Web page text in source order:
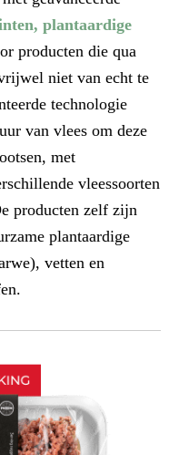
plantaardige
producten die qua
niet van echt te
technologie
van vlees om deze
met
vleessoorten
producten zelf zijn
plantaardige
vetten en